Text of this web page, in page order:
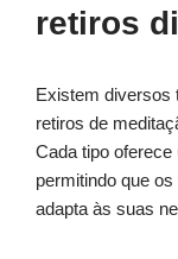
retiros
Existem diversos
retiros de
Cada tipo
permitindo que
adapta às suas